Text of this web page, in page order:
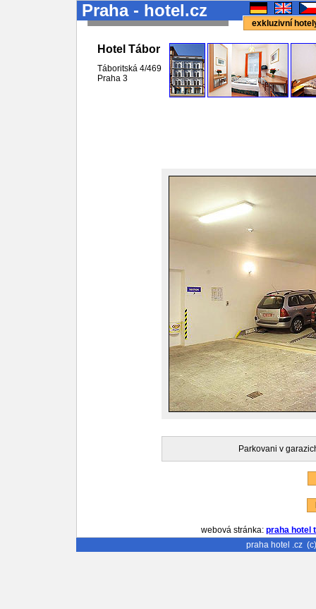
Praha - hotel.cz
exkluzivní
Hotel Tábor
Táboritská 4/469
Praha 3
Parkovani v
webová stránka: praha hotel
praha hotel .cz